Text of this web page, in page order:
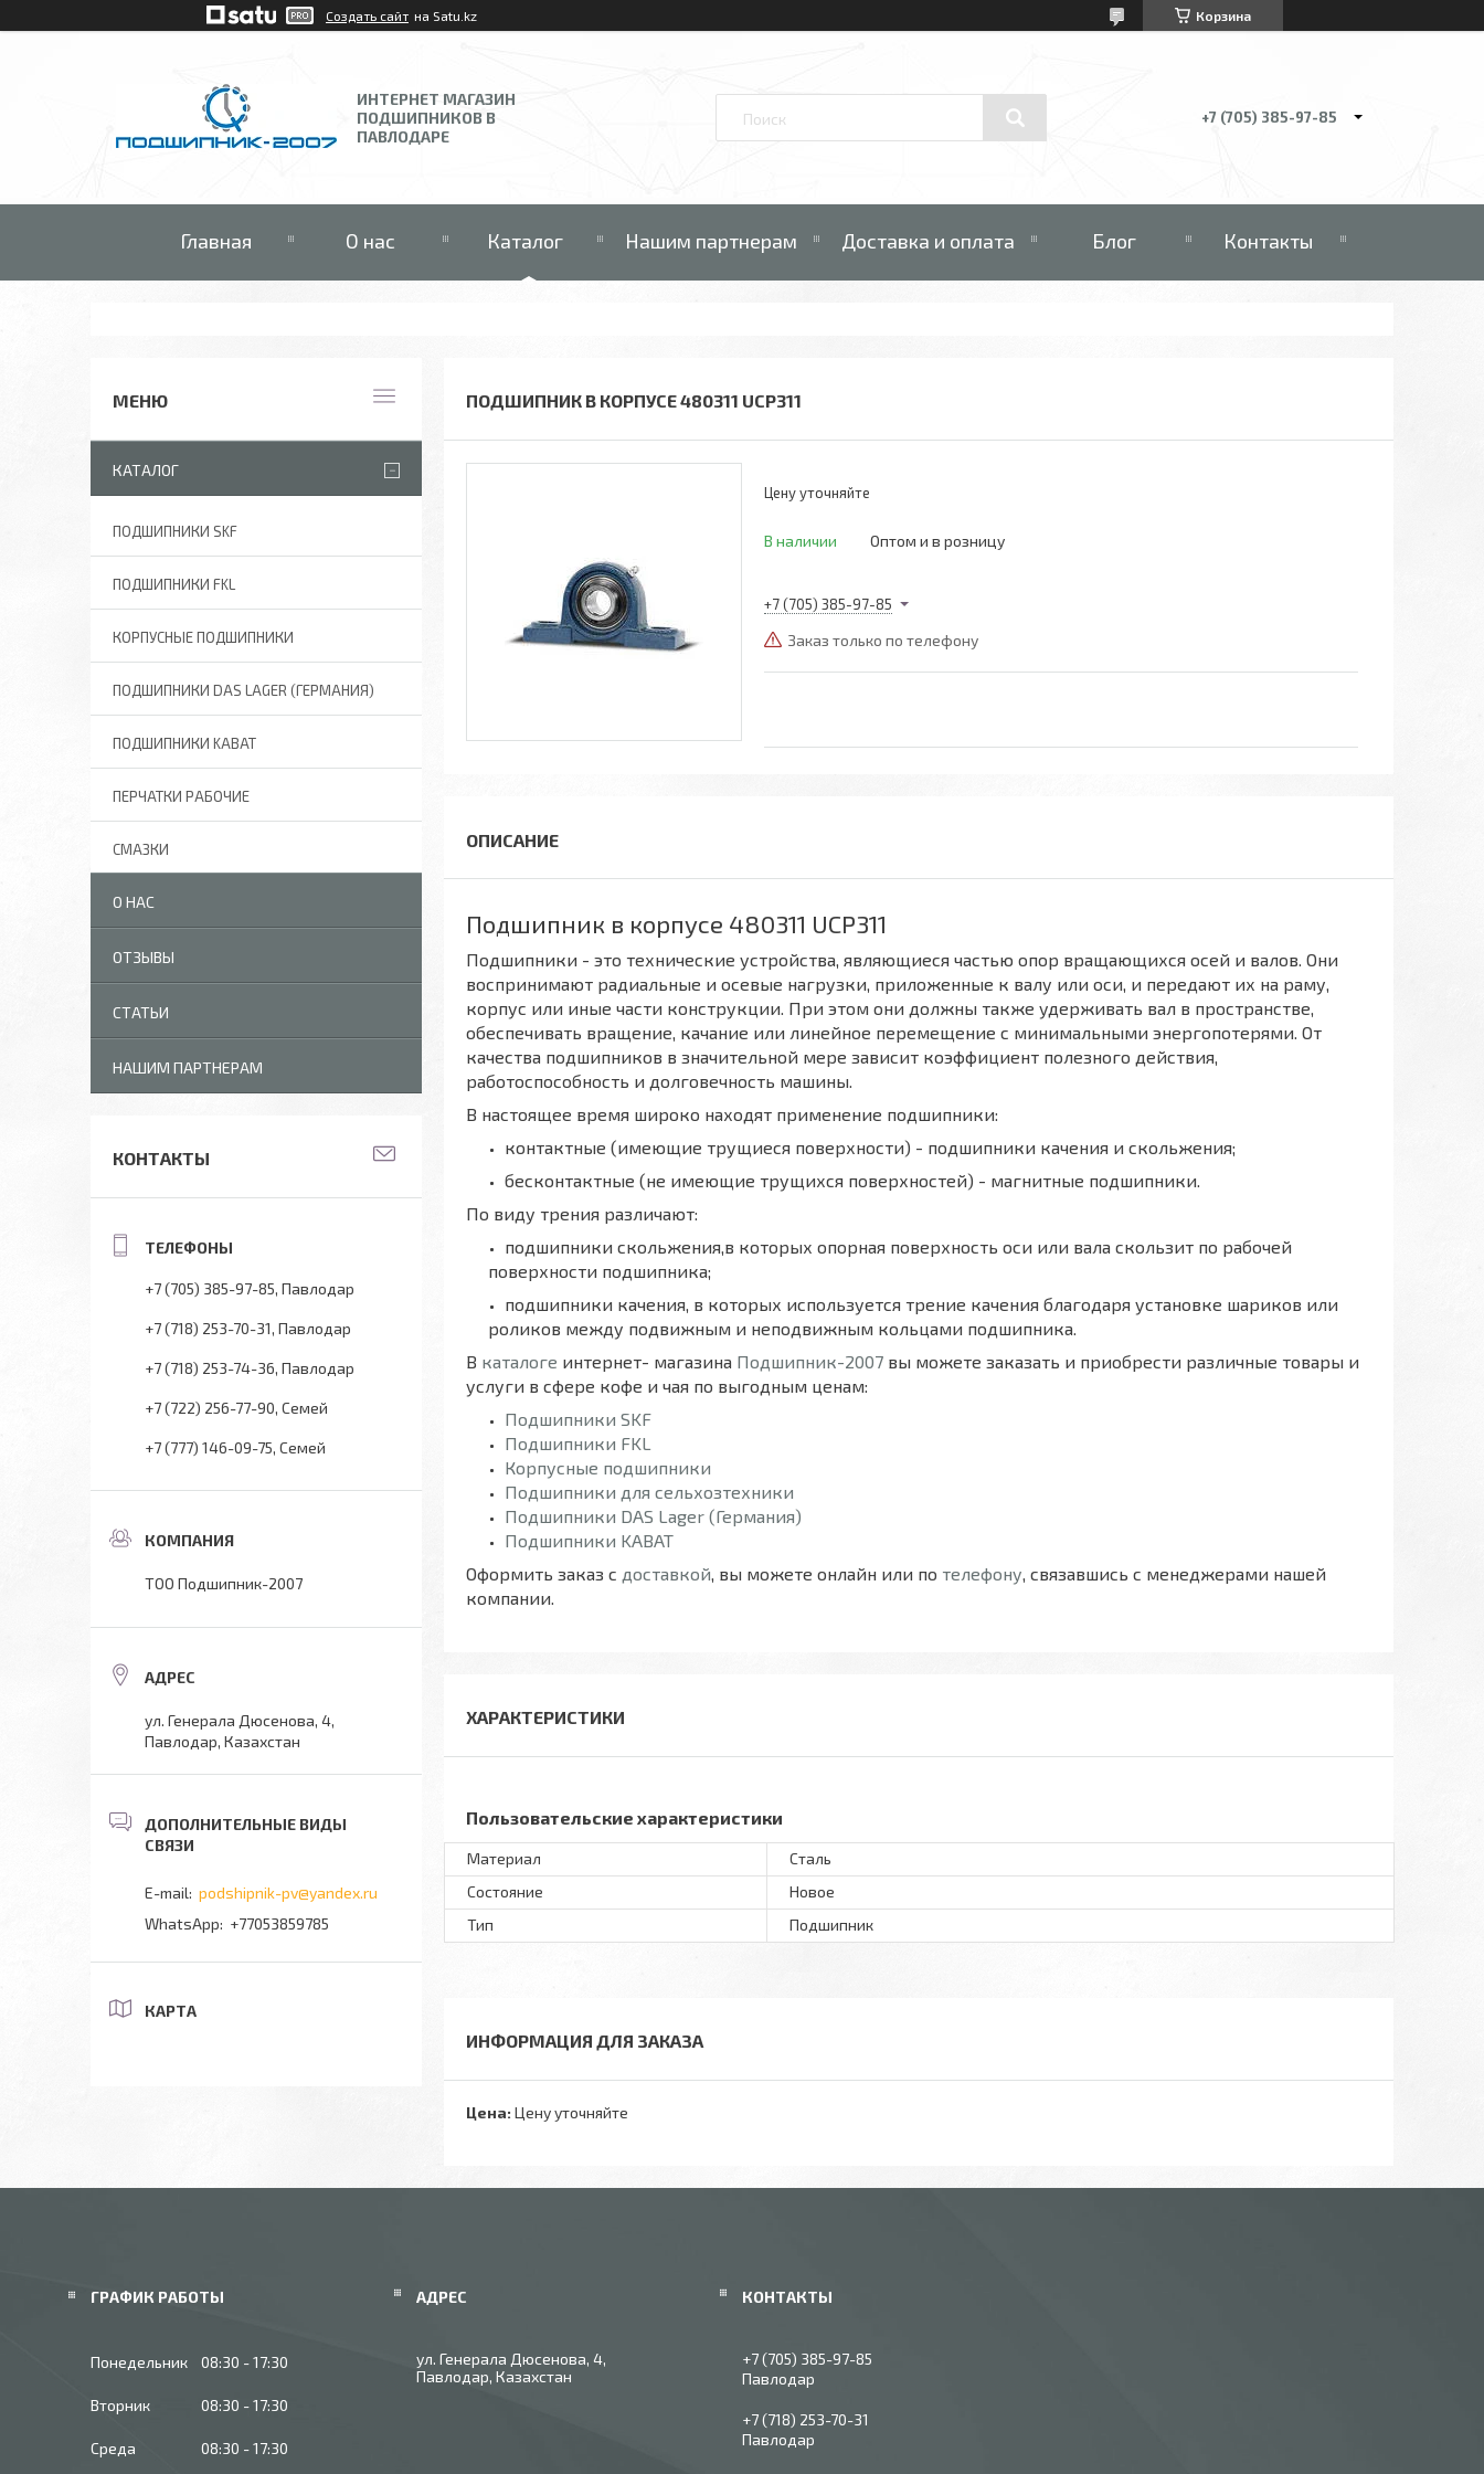
Создать сайт на Satu.kz Корзина
ИНТЕРНЕТ МАГАЗИН
ПОДШИПНИКОВ В
ПАВЛОДАРЕ
+7 (705) 385-97-85
Главная О нас Каталог Нашим партнерам Доставка и оплата Блог Контакты
ПОДШИПНИК В КОРПУСЕ 480311 UCP311
Цену уточняйте
В наличии Оптом и в розницу
+7 (705) 385-97-85
Заказ только по телефону
Подшипник в корпусе 480311 UCP311
Подшипники - это технические устройства, являющиеся частью опор вращающихся осей и валов. Они
воспринимают радиальные и осевые нагрузки, приложенные к валу или оси, и передают их на раму,
корпус или иные части конструкции. При этом они должны также удерживать вал в пространстве,
обеспечивать вращение, качание или линейное перемещение с минимальными энергопотерями. От
качества подшипников в значительной мере зависит коэффициент полезного действия,
работоспособность и долговечность машины.
В настоящее время широко находят применение подшипники:
контактные (имеющие трущиеся поверхности) - подшипники качения и скольжения;
бесконтактные (не имеющие трущихся поверхностей) - магнитные подшипники.
По виду трения различают:
подшипники скольжения,в которых опорная поверхность оси или вала скользит по рабочей
поверхности подшипника;
подшипники качения, в которых используется трение качения благодаря установке шариков или
роликов между подвижным и неподвижным кольцами подшипника.
В каталоге интернет- магазина Подшипник-2007 вы можете заказать и приобрести различные товары и
услуги в сфере кофе и чая по выгодным ценам:
Подшипники SKF
Подшипники FKL
Корпусные подшипники
Подшипники для сельхозтехники
Подшипники DAS Lager (Германия)
Подшипники KABAT
Оформить заказ с доставкой, вы можете онлайн или по телефону, связавшись с менеджерами нашей
компании.
ХАРАКТЕРИСТИКИ
Пользовательские характеристики
Материал
Сталь
Состояние
Новое
Тип
Подшипник
ИНФОРМАЦИЯ ДЛЯ ЗАКАЗА
Цена: Цену уточняйте
КАТАЛОГ
ПОДШИПНИКИ SKF
ПОДШИПНИКИ FKL
КОРПУСНЫЕ ПОДШИПНИКИ
ПОДШИПНИКИ DAS LAGER (ГЕРМАНИЯ)
ПОДШИПНИКИ KABAT
ПЕРЧАТКИ РАБОЧИЕ
СМАЗКИ
О НАС
ОТЗЫВЫ
СТАТЬИ
НАШИМ ПАРТНЕРАМ
КОНТАКТЫ
+7 (705) 385-97-85 Павлодар
+7 (718) 253-70-31 Павлодар
+7 (718) 253-74-36 Павлодар
+7 (722) 256-77-90 Семей
+7 (777) 146-09-75 Семей
ТОО Подшипник-2007
ул. Генерала Дюсенова, 4,
Павлодар, Казахстан
podshipnik-pv@yandex.ru
+77053859785
КАРТА
ГРАФИК РАБОТЫ
Понедельник 08:30 17:30
Вторник 08:30 17:30
Среда 08:30 17:30
ул. Генерала Дюсенова, 4,
Павлодар, Казахстан
+7 (705) 385-97-85
Павлодар
+7 (718) 253-70-31
Павлодар